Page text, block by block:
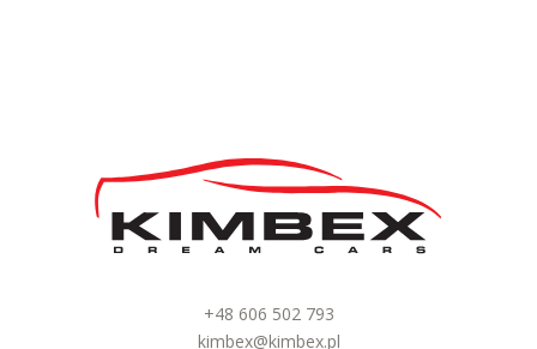
+48 606 502 793
kimbex@kimbex.pl